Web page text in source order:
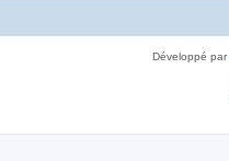
Développé par